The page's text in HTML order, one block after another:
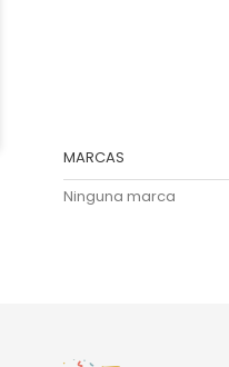
MARCAS
Ninguna marca